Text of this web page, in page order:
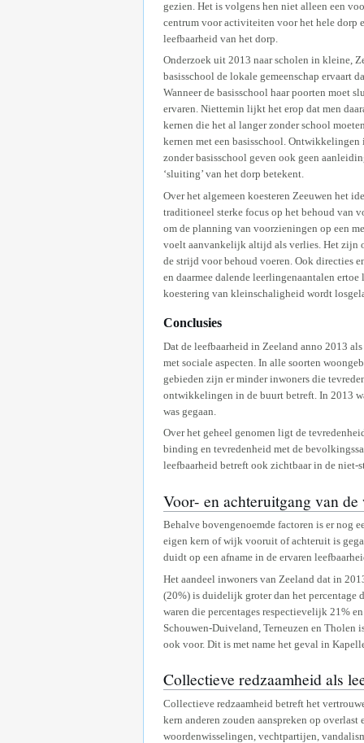
gezien. Het is volgens hen niet alleen een
centrum voor activiteiten voor het hele
leefbaarheid van het dorp.
Onderzoek uit 2013 naar scholen in kleine,
basisschool de lokale gemeenschap ervaart
Wanneer de basisschool haar poorten moet
ervaren. Niettemin lijkt het erop dat men
kernen die het al langer zonder school
kernen met een basisschool.
zonder basisschool geven ook geen
‘sluiting’ van het dorp betekent.
Over het algemeen koesteren Zeeuwen het
traditioneel sterke focus op het behoud van
om de planning van voorzieningen op een
voelt aanvankelijk altijd als verlies. Het zijn
de strijd voor behoud voeren. Ook directies
en daarmee dalende leerlingenaantalen
koestering van kleinschaligheid wordt
Conclusies
Dat de leefbaarheid in Zeeland anno 2013
met sociale aspecten. In alle soorten
gebieden zijn er minder inwoners die
ontwikkelingen in de buurt betreft. In 2013
was gegaan.
Over het geheel genomen ligt de
binding en tevredenheid met de
leefbaarheid betreft ook zichtbaar in de niet-
Voor- en achteruitgang van
Behalve bovengenoemde factoren is er nog
eigen kern of wijk vooruit of achteruit is
duidt op een afname in de ervaren
Het aandeel inwoners van Zeeland dat in
(20%) is duidelijk groter dan het percentage
waren die percentages respectievelijk 21%
Schouwen-Duiveland, Terneuzen en
ook voor. Dit is met name het geval in
Collectieve redzaamheid als
Collectieve redzaamheid betreft het
kern anderen zouden aanspreken op
woordenwisselingen, vechtpartijen,